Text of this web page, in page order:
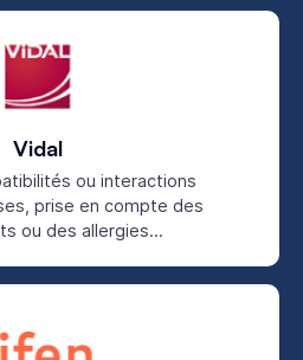
Vidal
ou interactions
prise en compte des
ou des allergies...